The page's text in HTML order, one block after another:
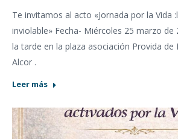
Te invitamos al acto «Jornada por la Vida
inviolable» Fecha- Miércoles 25 marzo de
la tarde en la plaza asociación Provida de
Alcor .
Leer más